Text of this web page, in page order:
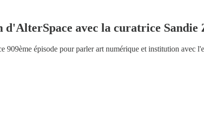
d'AlterSpace avec la curatrice Sandie
909ème épisode pour parler art numérique et institution